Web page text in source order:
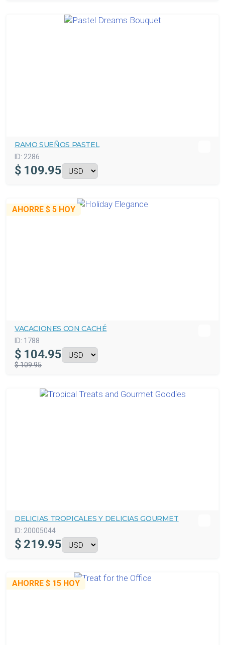
RAMO SUEÑOS PASTEL
ID: 2286
$ 109.95
AHORRE $ 5 HOY
VACACIONES CON CACHÉ
ID: 1788
$ 104.95
$ 109.95
DELICIAS TROPICALES Y DELICIAS GOURMET
ID: 20005044
$ 219.95
AHORRE $ 15 HOY